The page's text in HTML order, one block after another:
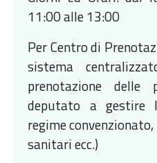
11:00 alle 13:00
Per Centro di
sistema
prenotazione delle
deputato a gestire
regime
sanitari ecc.)